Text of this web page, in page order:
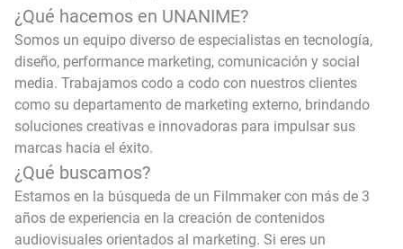
¿Qué hacemos en UNANIME?
Somos un equipo diverso de especialistas en tecnología,
diseño, performance marketing, comunicación y social
media. Trabajamos codo a codo con nuestros clientes
como su departamento de marketing externo, brindando
soluciones creativas e innovadoras para impulsar sus
marcas hacia el éxito.
¿Qué buscamos?
Estamos en la búsqueda de un Filmmaker con más de 3
años de experiencia en la creación de contenidos
audiovisuales orientados al marketing. Si eres un